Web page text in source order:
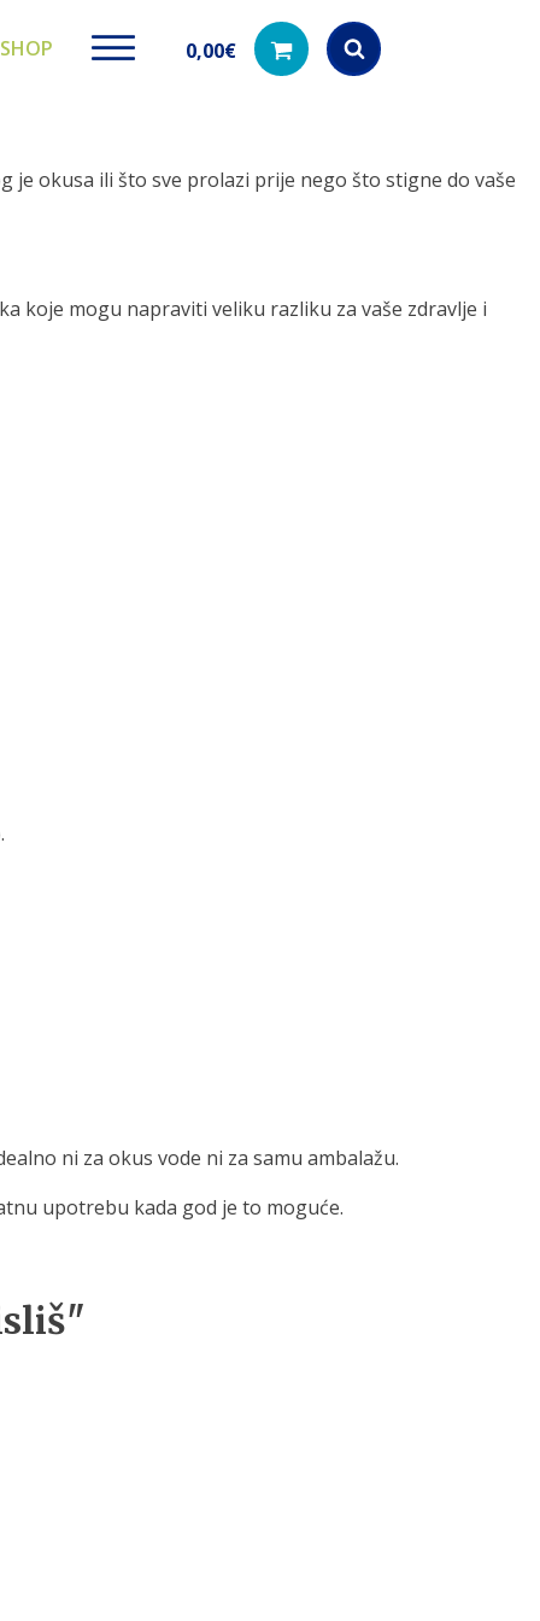
0,00€
je okusa ili što sve prolazi prije nego što stigne do vaše
koje mogu napraviti veliku razliku za vaše zdravlje i
ni za okus vode ni za samu ambalažu.
upotrebu kada god je to moguće.
na akciji
vodu
Kod nas